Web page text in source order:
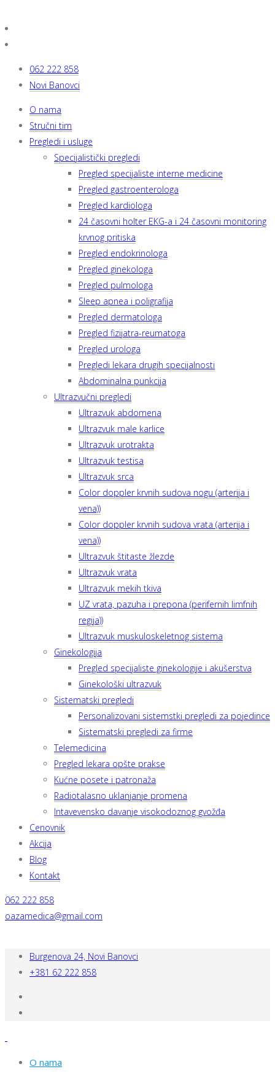
062 222 858
Novi Banovci
O nama
Stručni tim
Pregledi i usluge
Specijalistički pregledi
Pregled specijaliste interne medicine
Pregled gastroenterologa
Pregled kardiologa
24 časovni holter EKG-a i 24 časovni monitoring
krvnog pritiska
Pregled endokrinologa
Pregled ginekologa
Pregled pulmologa
Sleep apnea i poligrafija
Pregled dermatologa
Pregled fizijatra-reumatoga
Pregled urologa
Pregledi lekara drugih specijalnosti
Abdominalna punkcija
Ultrazvučni pregledi
Ultrazvuk abdomena
Ultrazvuk male karlice
Ultrazvuk urotrakta
Ultrazvuk testisa
Ultrazvuk srca
Color doppler krvnih sudova nogu (arterija i
vena))
Color doppler krvnih sudova vrata (arterija i
vena))
Ultrazvuk štitaste žlezde
Ultrazvuk vrata
Ultrazvuk mekih tkiva
UZ vrata, pazuha i prepona (perifernih limfnih
regija))
Ultrazvuk muskuloskeletnog sistema
Ginekologija
Pregled specijaliste ginekologije i akušerstva
Ginekološki ultrazvuk
Sistematski pregledi
Personalizovani sistemstki pregledi za pojedince
Sistematski pregledi za firme
Telemedicina
Pregled lekara opšte prakse
Kućne posete i patronaža
Radiotalasno uklanjanje promena
Intavevensko davanje visokodoznog gvožđa
Cenovnik
Akcija
Blog
Kontakt
062 222 858
oazamedica@gmail.com
Burgenova 24, Novi Banovci
+381 62 222 858
O nama